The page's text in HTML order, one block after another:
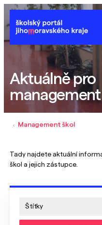
Aktuálně pro
Management škol
Tady najdete aktuální
škol a jejich zástupce.